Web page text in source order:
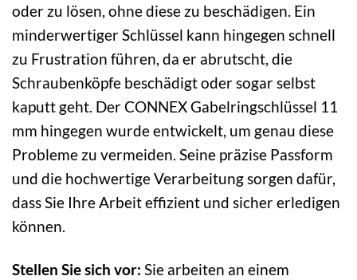
oder zu lösen, ohne diese zu beschädigen. Ein
minderwertiger Schlüssel kann hingegen schnell
zu Frustration führen, da er abrutscht, die
Schraubenköpfe beschädigt oder sogar selbst
kaputt geht. Der CONNEX Gabelringschlüssel 11
mm hingegen wurde entwickelt, um genau diese
Probleme zu vermeiden. Seine präzise Passform
und die hochwertige Verarbeitung sorgen dafür,
dass Sie Ihre Arbeit effizient und sicher erledigen
können.
Stellen Sie sich vor: Sie arbeiten an einem